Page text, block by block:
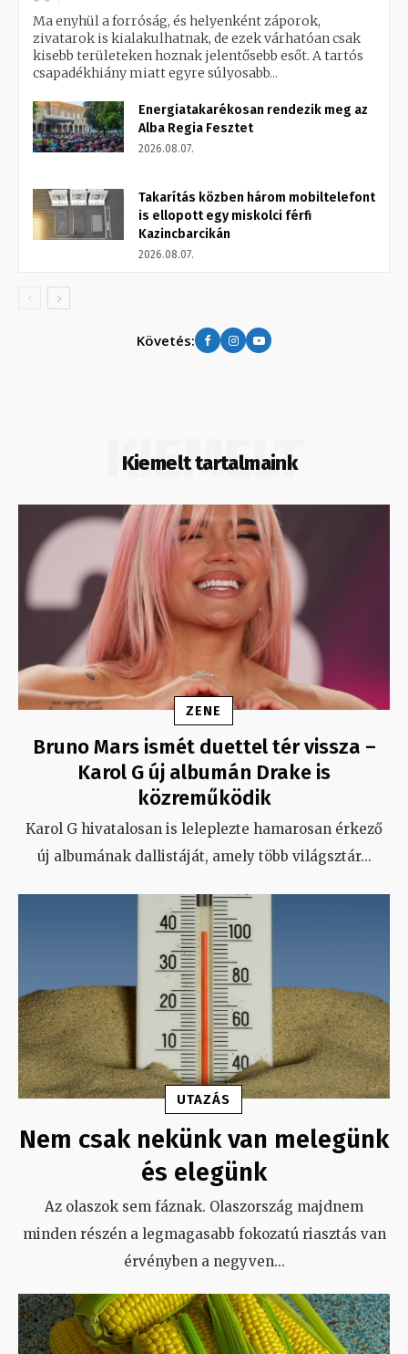
Ma enyhül a forróság, és helyenként záporok,
zivatarok is kialakulhatnak, de ezek várhatóan csak
kisebb területeken hoznak jelentősebb esőt. A tartós
csapadékhiány miatt egyre súlyosabb...
Energiatakarékosan rendezik meg az
Alba Regia Fesztet
2026.08.07.
Takarítás közben három mobiltelefont
is ellopott egy miskolci férfi
Kazincbarcikán
2026.08.07.
Követés:
Kiemelt tartalmaink
KIEMELT
ZENE
Bruno Mars ismét duettel tér vissza –
Karol G új albumán Drake is
közreműködik
Karol G hivatalosan is leleplezte hamarosan érkező
új albumának dallistáját, amely több világsztár...
UTAZÁS
Nem csak nekünk van melegünk
és elegünk
Az olaszok sem fáznak. Olaszország majdnem
minden részén a legmagasabb fokozatú riasztás van
érvényben a negyven...